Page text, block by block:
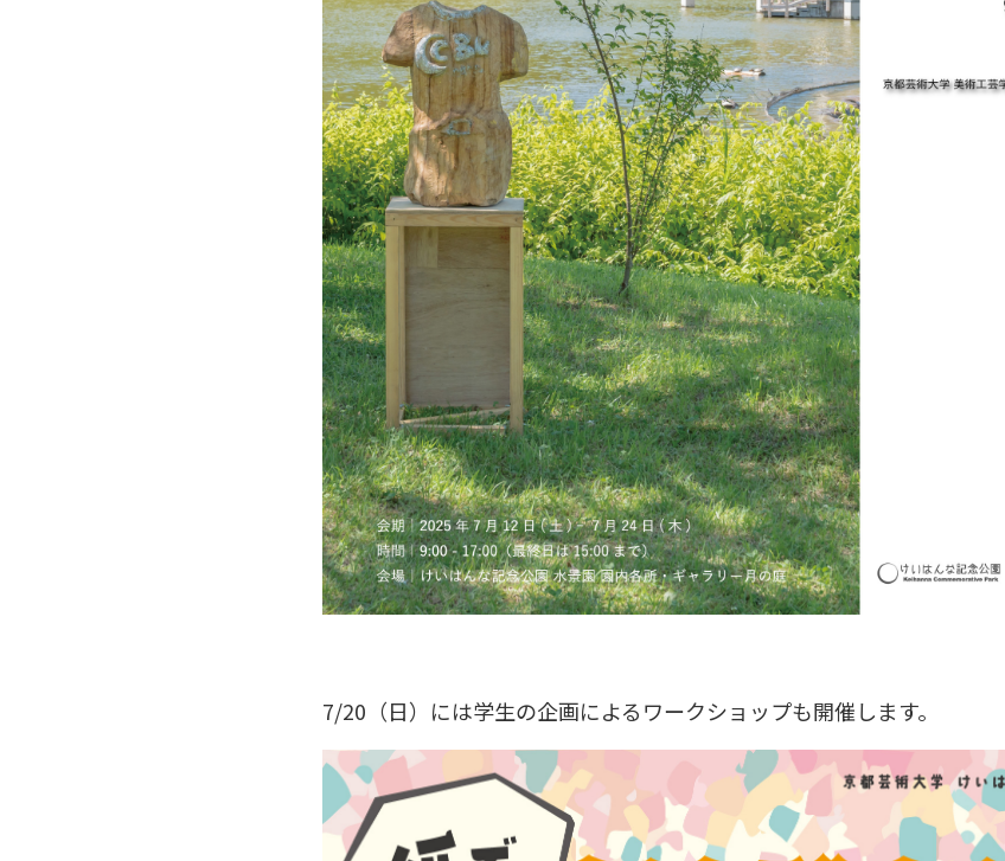
7/20（日）には学生の企画によるワークショップも開催します。